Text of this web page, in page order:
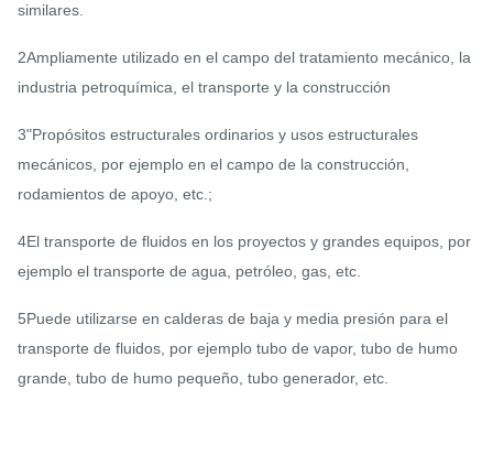
similares.
2Ampliamente utilizado en el campo del tratamiento mecánico, la
industria petroquímica, el transporte y la construcción
3"Propósitos estructurales ordinarios y usos estructurales
mecánicos, por ejemplo en el campo de la construcción,
rodamientos de apoyo, etc.;
4El transporte de fluidos en los proyectos y grandes equipos, por
ejemplo el transporte de agua, petróleo, gas, etc.
5Puede utilizarse en calderas de baja y media presión para el
transporte de fluidos, por ejemplo tubo de vapor, tubo de humo
grande, tubo de humo pequeño, tubo generador, etc.